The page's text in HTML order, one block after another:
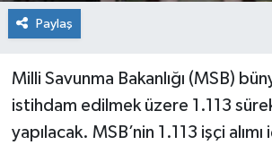
Paylaş
Milli Savunma Bakanlığı (MSB)
istihdam edilmek üzere 1.113
yapılacak. MSB’nin 1.113 işçi
SOLHAN
SPOR
YAYLADERE